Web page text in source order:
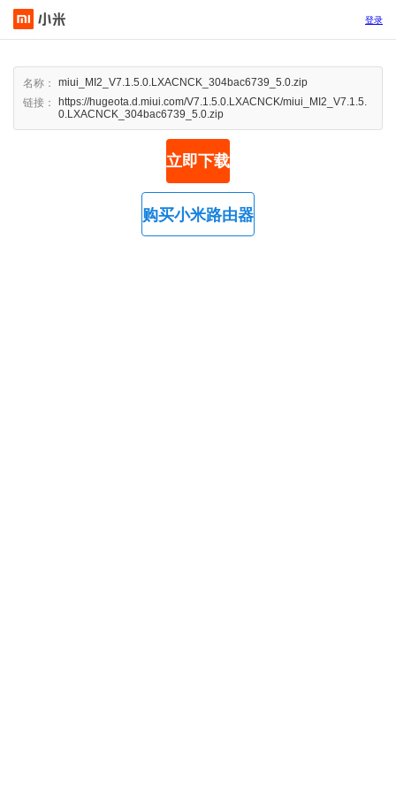
登录
名称：
miui_MI2_V7.1.5.0.LXACNCK_304bac6739_5.0.zip
链接：
https://hugeota.d.miui.com/V7.1.5.0.LXACNCK/miui_MI2_V7.1.5.
0.LXACNCK_304bac6739_5.0.zip
立即下载
购买小米路由器